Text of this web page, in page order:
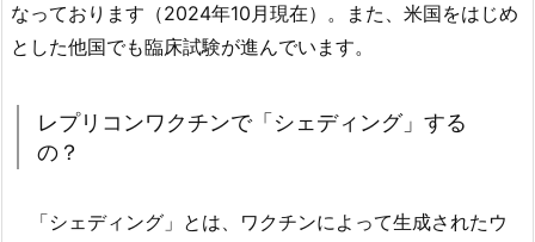
なっております（2024年10月現在）。また、米国をはじめ
とした他国でも臨床試験が進んでいます。
レプリコンワクチンで「シェディング」する
の？
「シェディング」とは、ワクチンによって生成されたウ